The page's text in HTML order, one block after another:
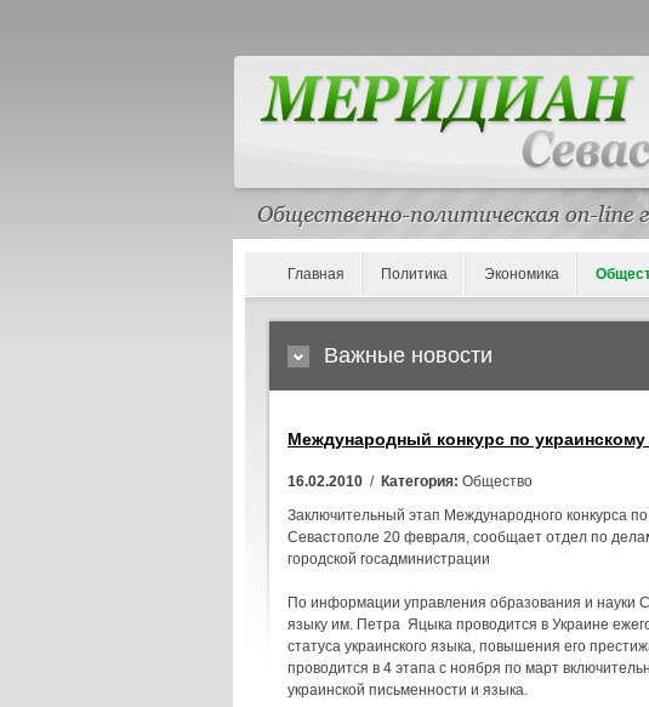
Главная Политика Экономика
Важные новости
Международный конкурс по
16.02.2010 / Категория: Общество
Заключительный этап Международного конкурса
Севастополе 20 февраля, сообщает отдел по
городской госадминистрации
По информации управления образования и науки
языку им. Петра Яцыка проводится в Украине
статуса украинского языка, повышения его
проводится в 4 этапа с ноября по март
украинской письменности и языка.